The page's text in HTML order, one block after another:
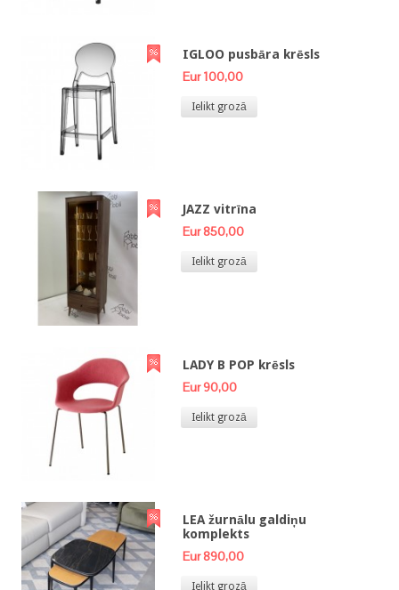
IGLOO pusbāra krēsls
Eur 100,00
Ielikt grozā
JAZZ vitrīna
Eur 850,00
Ielikt grozā
LADY B POP krēsls
Eur 90,00
Ielikt grozā
LEA žurnālu galdiņu
komplekts
Eur 890,00
Ielikt grozā